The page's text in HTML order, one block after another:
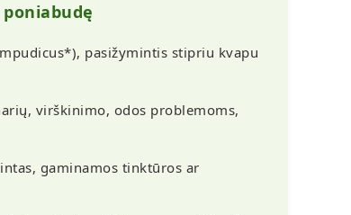
pasižymintis stipriu kvapu
virškinimo, odos problemoms,
gaminamos tinktūros ar